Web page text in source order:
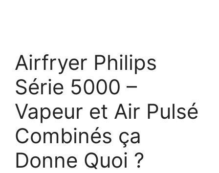
Airfryer Philips
Série 5000 –
Vapeur et Air Pulsé
Combinés ça
Donne Quoi ?